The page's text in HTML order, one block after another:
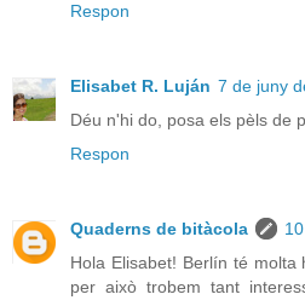
Respon
Elisabet R. Luján 7 de juny
Déu n'hi do, posa els pèls de
Respon
Quaderns de bitàcola
Hola Elisabet! Berlín té
per això trobem tant